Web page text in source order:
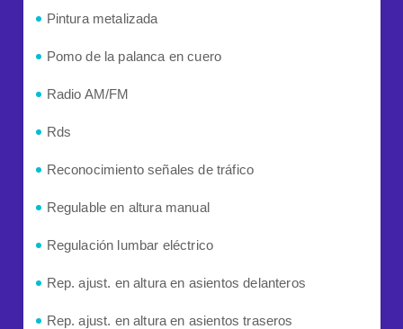
Pintura metalizada
Pomo de la palanca en cuero
Radio AM/FM
Rds
Reconocimiento señales de tráfico
Regulable en altura manual
Regulación lumbar eléctrico
Rep. ajust. en altura en asientos delanteros
Rep. ajust. en altura en asientos traseros